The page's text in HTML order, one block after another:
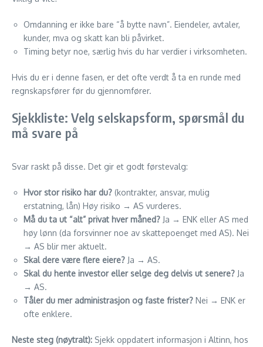
Omdanning er ikke bare “å bytte navn”. Eiendeler, avtaler,
kunder, mva og skatt kan bli påvirket.
Timing betyr noe, særlig hvis du har verdier i virksomheten.
Hvis du er i denne fasen, er det ofte verdt å ta en runde med
regnskapsfører før du gjennomfører.
Sjekkliste: Velg selskapsform, spørsmål du
må svare på
Svar raskt på disse. Det gir et godt førstevalg:
Hvor stor risiko har du? (kontrakter, ansvar, mulig
erstatning, lån) Høy risiko → AS vurderes.
Må du ta ut “alt” privat hver måned? Ja → ENK eller AS med
høy lønn (da forsvinner noe av skattepoenget med AS). Nei
→ AS blir mer aktuelt.
Skal dere være flere eiere? Ja → AS.
Skal du hente investor eller selge deg delvis ut senere? Ja
→ AS.
Tåler du mer administrasjon og faste frister? Nei → ENK er
ofte enklere.
Neste steg (nøytralt): Sjekk oppdatert informasjon i Altinn, hos